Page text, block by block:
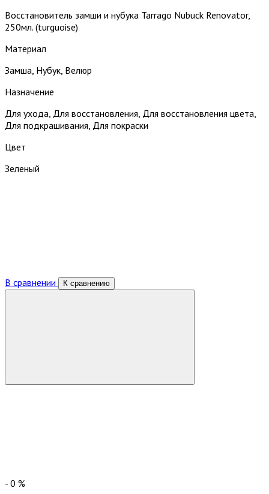
Восстановитель замши и нубука Tarrago Nubuck Renovator,
250мл. (turguoise)
Материал
Замша, Нубук, Велюр
Назначение
Для ухода, Для восстановления, Для восстановления цвета,
Для подкрашивания, Для покраски
Цвет
Зеленый
В сравнении К сравнению
- 0 %